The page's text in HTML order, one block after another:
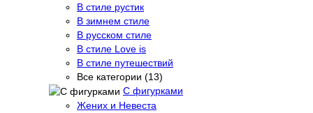
В стиле рустик
В зимнем стиле
В русском стиле
В стиле Love is
В стиле путешествий
Все категории (13)
С фигурками
Жених и Невеста